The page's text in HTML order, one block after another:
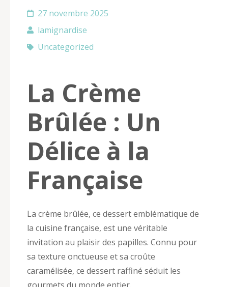
27 novembre 2025
lamignardise
Uncategorized
La Crème
Brûlée : Un
Délice à la
Française
La crème brûlée, ce dessert emblématique de
la cuisine française, est une véritable
invitation au plaisir des papilles. Connu pour
sa texture onctueuse et sa croûte
caramélisée, ce dessert raffiné séduit les
gourmets du monde entier.